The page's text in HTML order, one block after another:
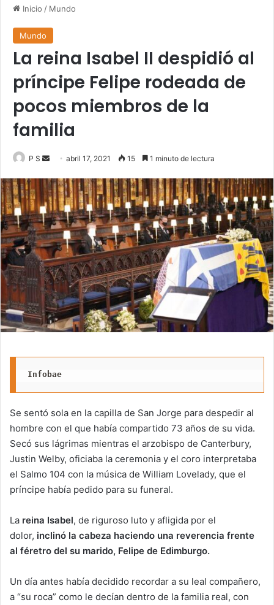
Inicio / Mundo
Mundo
La reina Isabel II despidió al
príncipe Felipe rodeada de
pocos miembros de la
familia
P S
Send
email
abril 17, 2021 15 1 minuto de lectura
Infobae
Se sentó sola en la capilla de San Jorge para despedir al
hombre con el que había compartido 73 años de su vida.
Secó sus lágrimas mientras el arzobispo de Canterbury,
Justin Welby, oficiaba la ceremonia y el coro interpretaba
el Salmo 104 con la música de William Lovelady, que el
príncipe había pedido para su funeral.
La reina Isabel, de riguroso luto y afligida por el
dolor, inclinó la cabeza haciendo una reverencia frente
al féretro del su marido, Felipe de Edimburgo.
Un día antes había decidido recordar a su leal compañero,
a “su roca” como le decían dentro de la familia real, con